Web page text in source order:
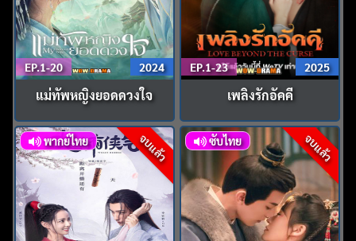
EP.1-20 2024
แม่ทัพหญิงยอดดวงใจ
EP.1-23 2025
เพลิงรักอัคคี
จบแล้ว
พากย์ไทย จบแล้ว
ซับไทย